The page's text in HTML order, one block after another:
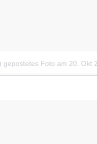
gepostetes Foto am 20. Okt